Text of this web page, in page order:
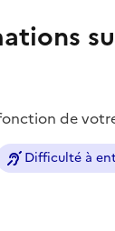
de
Difficulté à